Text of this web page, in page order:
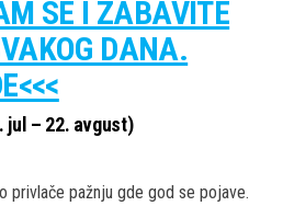
SE I ZABAVITE
DANA.
jul – 22. avgust)
privlače pažnju gde god se pojave.